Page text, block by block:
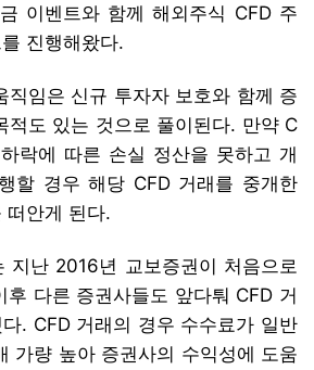
이벤트와 함께 해외주식 CFD 주
진행해왔다.
직임은 신규 투자자 보호와 함께 증
적도 있는 것으로 풀이된다. 만약 C
락에 따른 손실 정산을 못하고 개
할 경우 해당 CFD 거래를 중개한
떠안게 된다.
지난 2016년 교보증권이 처음으로
후 다른 증권사들도 앞다퉈 CFD 거
. CFD 거래의 경우 수수료가 일반
가량 높아 증권사의 수익성에 도움